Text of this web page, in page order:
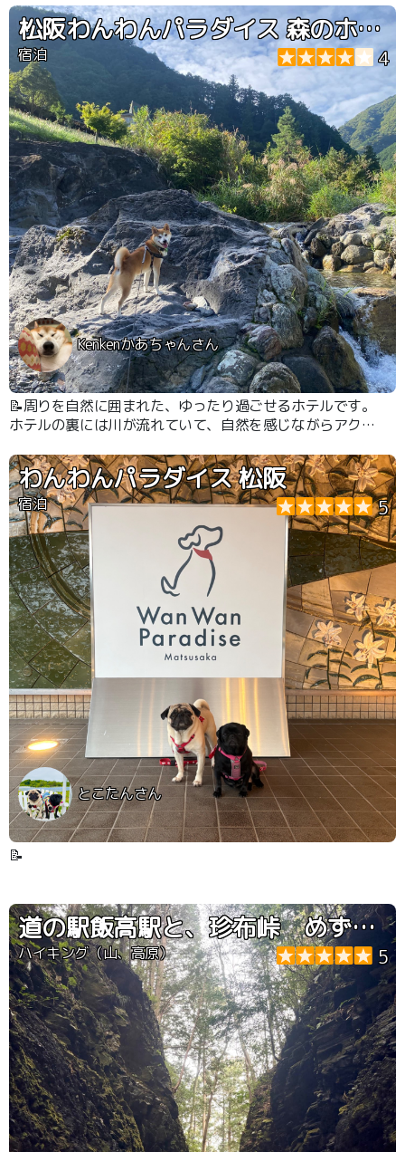
松阪わんわんパラダイス 森のホテルスメール
宿泊 4
Kenkenかあちゃんさん
📝周りを自然に囲まれた、ゆったり過ごせるホテルです。
ホテルの裏には川が流れていて、自然を感じながらアクテ
食事会場にもわんこを連れて行けるので寂しい思いをさせ
ません。 お食事もしっかり満足できる味とボリュームで
した。 大型犬もOKで、私が利用した日はラブラドール3
頭連れの方もいらっしゃって、みんな楽しそうでした。
わんわんパラダイス 松阪
宿泊 5
とこたんさん
📝
道の駅飯高駅と、珍布峠 めずらしとうげ
ハイキング（山、高原） 5